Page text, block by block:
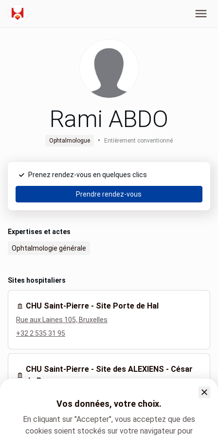
Rami ABDO
Ophtalmologue • Entièrement conventionné
Expertises et actes
Ophtalmologie générale
Sites hospitaliers
CHU Saint-Pierre - Site Porte de Hal
Rue aux Laines 105, Bruxelles
+32 2 535 31 95
CHU Saint-Pierre - Site des ALEXIENS - César
de Paepe
+32 2 535 31 95
Prenez rendez-vous en quelques clics
Prendre rendez-vous
Vos données, votre choix.
En cliquant sur "Accepter", vous acceptez que des
cookies soient stockés sur votre navigateur pour